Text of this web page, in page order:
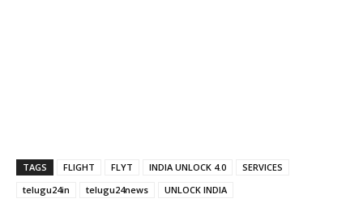
TAGS FLIGHT FLYT INDIA UNLOCK 4.0
SERVICES
telugu24in
telugu24news UNLOCK INDIA